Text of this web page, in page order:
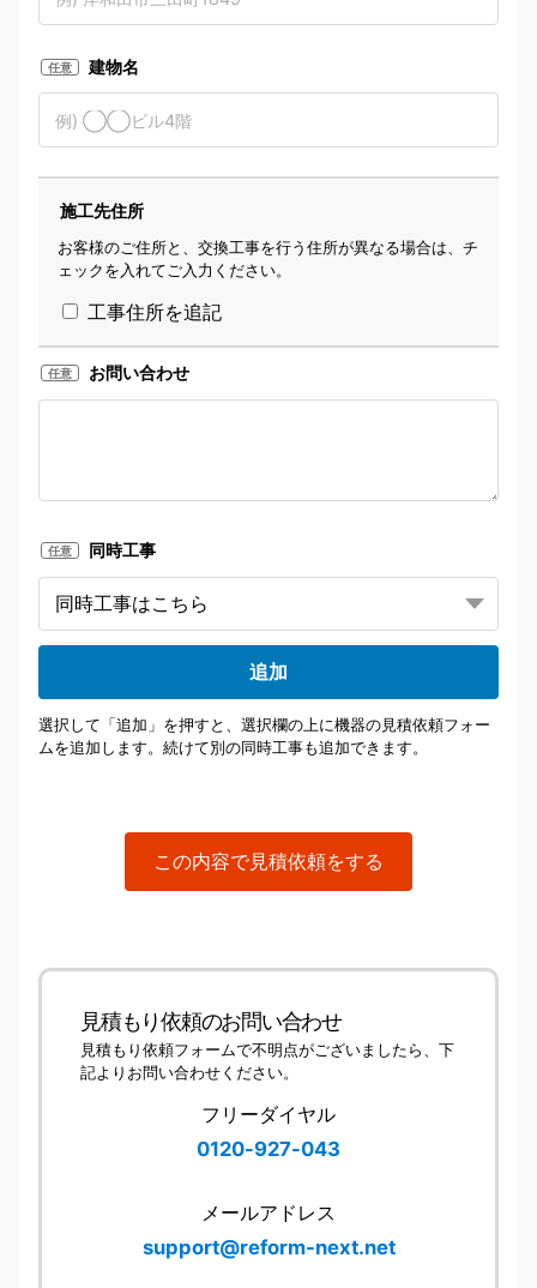
見積もり依頼のお問い合わせ
見積もり依頼フォームで不明点がございましたら、下
記よりお問い合わせください。
フリーダイヤル
0120-927-043
メールアドレス
support@reform-next.net
任意 建物名
施工先住所
お客様のご住所と、交換工事を行う住所が異なる場合は、チ
ェックを入れてご入力ください。
工事住所を追記
任意 お問い合わせ
任意 同時工事
追加
選択して「追加」を押すと、選択欄の上に機器の見積依頼フォー
ムを追加します。続けて別の同時工事も追加できます。
この内容で見積依頼をする